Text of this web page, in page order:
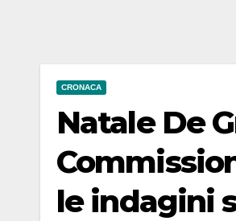
CRONACA
Natale De
le indagini